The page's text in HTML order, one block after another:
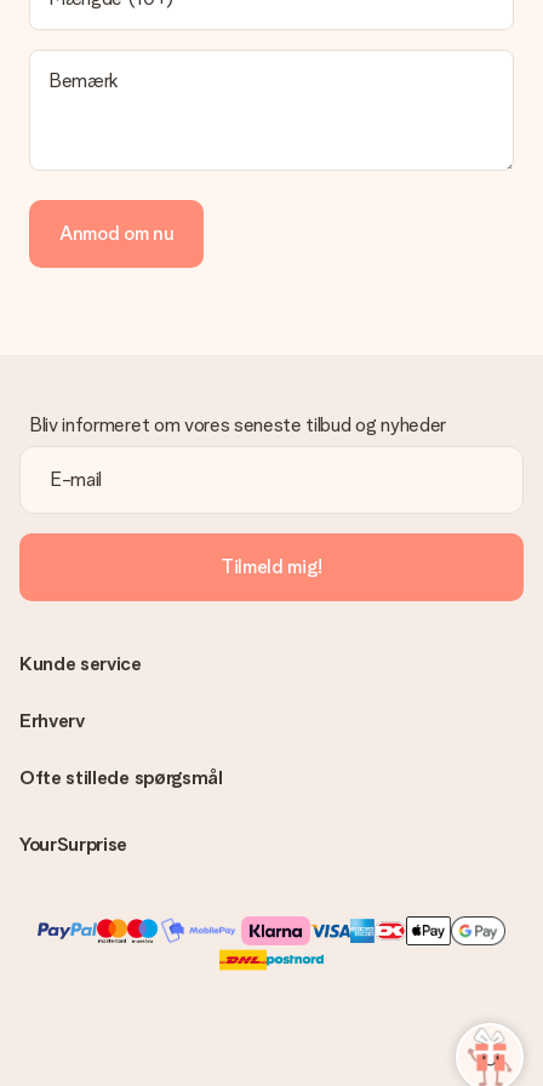
I øjeblikket er det ikke (endnu) muligt at vælge en
leveringsindstilling. Den gave, du vil bestille, sendes enten som
en pakke eller som postkasse levering. Vil du gerne vide
hvilken måde din ordre sendes på? Kontakt venligst vores
Vi tilbyder følgende betalingsmetoder: Dankort, Paypal,
kreditkort, faktura via Klarna eller bankoverførsel. I tilfælde af
manuel betaling overførsel, skal du tage højde for en ekstra 3
venligst vores kundeservice, de hjælper gerne med at finde en
passende løsning.
Er fakturaen sendt sammen med ordren?
Ingen faktura sendes med din ordre. Du modtager altid
fakturaen i bekræftelsesemailen, og du kan altid finde den i din
MySurprise-konto. Det betyder at du kan få gaven leveret
direkte til modtageren, hvilket gør det til en sand
overraskelse!
Bemærk
Anmod om nu
Bliv informeret om vores seneste tilbud og nyheder
Tilmeld mig!
Ofte stillede spørgsmål
YourSurprise
Kunde service
Erhverv